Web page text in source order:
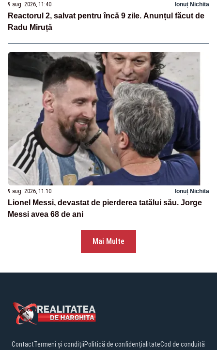
9 aug. 2026, 11:40 Ionuț Nichita
Reactorul 2, salvat pentru încă 9 zile. Anunțul făcut de
Radu Miruță
9 aug. 2026, 11:10 Ionuț Nichita
Lionel Messi, devastat de pierderea tatălui său. Jorge
Messi avea 68 de ani
Mai Multe
ContactTermeni și condițiiPolitică de confidențialitateCod de conduită